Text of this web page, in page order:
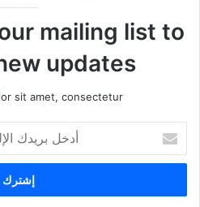
mailing list to
updates!
sit amet, consectetur.
خ
ب